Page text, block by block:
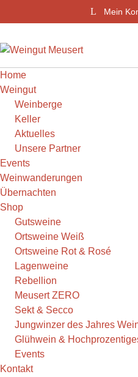
zum
Mein
Home
Weingut
Weinberge
Keller
Aktuelles
Unsere Partner
Events
Weinwanderungen
Übernachten
Shop
Gutsweine
Ortsweine Weiß
Ortsweine Rot & Rosé
Lagenweine
Rebellion
Meusert ZERO
Sekt & Secco
Jungwinzer des Jahres
Glühwein &
Events
Kontakt